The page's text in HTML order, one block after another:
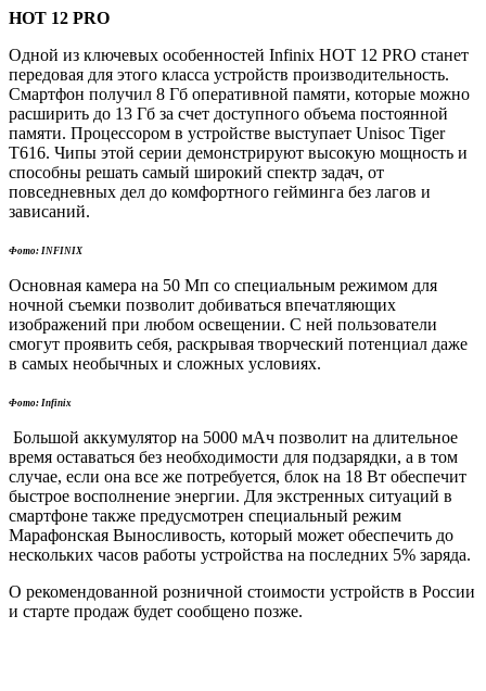
HOT 12 PRO
Одной из ключевых особенностей Infinix HOT 12 PRO станет
передовая для этого класса устройств производительность.
Смартфон получил 8 Гб оперативной памяти, которые можно
расширить до 13 Гб за счет доступного объема постоянной
памяти. Процессором в устройстве выступает Unisoc Tiger
T616. Чипы этой серии демонстрируют высокую мощность и
способны решать самый широкий спектр задач, от
повседневных дел до комфортного гейминга без лагов и
зависаний.
Фото: INFINIX
Основная камера на 50 Мп со специальным режимом для
ночной съемки позволит добиваться впечатляющих
изображений при любом освещении. С ней пользователи
смогут проявить себя, раскрывая творческий потенциал даже
в самых необычных и сложных условиях.
Фото: Infinix
Большой аккумулятор на 5000 мАч позволит на длительное
время оставаться без необходимости для подзарядки, а в том
случае, если она все же потребуется, блок на 18 Вт обеспечит
быстрое восполнение энергии. Для экстренных ситуаций в
смартфоне также предусмотрен специальный режим
Марафонская Выносливость, который может обеспечить до
нескольких часов работы устройства на последних 5% заряда.
О рекомендованной розничной стоимости устройств в России
и старте продаж будет сообщено позже.